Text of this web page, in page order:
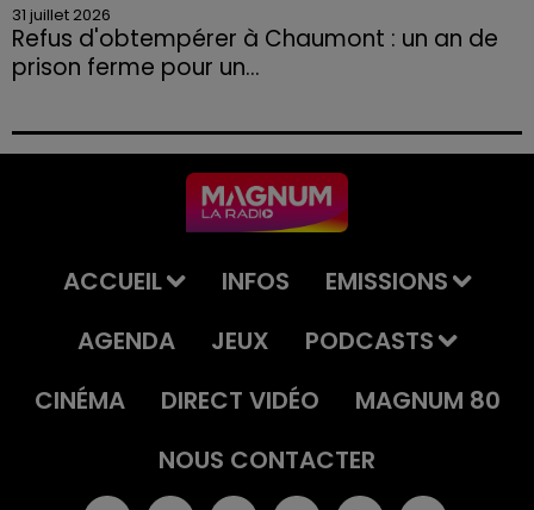
31 juillet 2026
Refus d'obtempérer à Chaumont : un an de
prison ferme pour un...
permis et la confiscation de son véhicule.
ACCUEIL INFOS
EMISSIONS
AGENDA
JEUX
PODCASTS
CINÉMA
DIRECT VIDÉO
MAGNUM 80
NOUS CONTACTER